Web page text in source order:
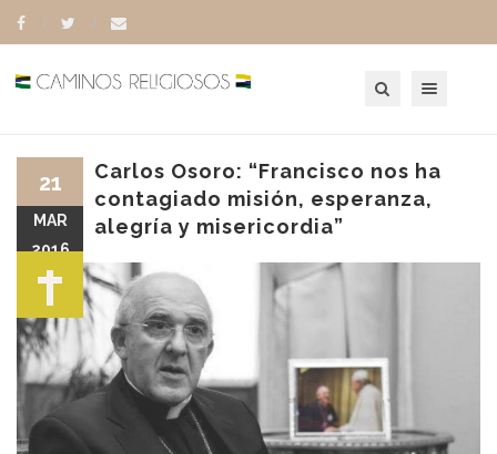
Carlos Osoro: “Francisco nos ha
contagiado misión, esperanza,
alegría y misericordia”
21
MAR
2016